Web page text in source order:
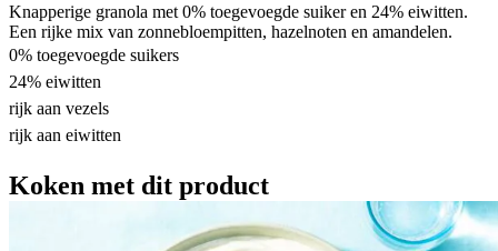
Knapperige granola met 0% toegevoegde suiker en 24% eiwitten.
Een rijke mix van zonnebloempitten, hazelnoten en amandelen.
0% toegevoegde suikers
24% eiwitten
rijk aan vezels
rijk aan eiwitten
Koken met dit product